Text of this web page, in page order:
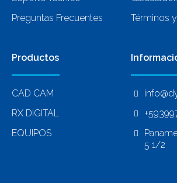
Preguntas Frecuentes
Términos
Productos
CAD CAM
RX DIGITAL
EQUIPOS
5 1/2